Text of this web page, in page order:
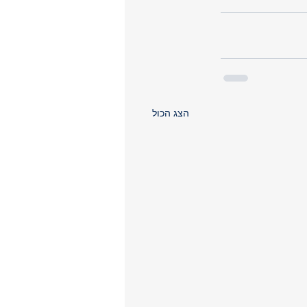
הצג הכול